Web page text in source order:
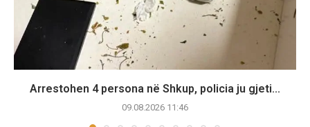
Arrestohen 4 persona në Shkup, policia ju gjeti...
09.08.2026 11:46